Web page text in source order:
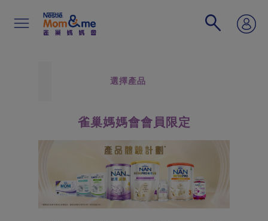
選擇產品
雀巢媽媽會會員限定